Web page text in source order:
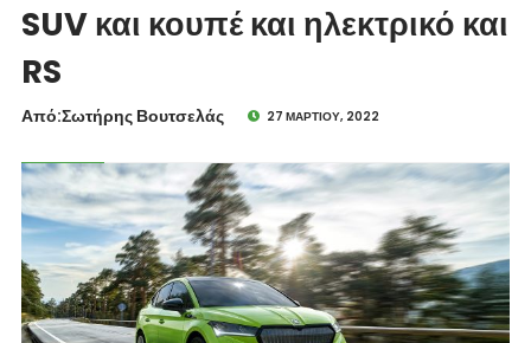
SUV και κουπέ και ηλεκτρικό και
RS
Από:Σωτήρης Βουτσελάς 27 ΜΑΡΤΊΟΥ, 2022